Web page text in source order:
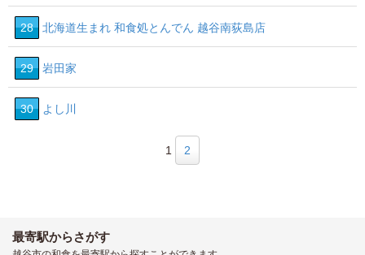
28 北海道生まれ 和食処とんでん 越谷南荻島店
29 岩田家
30 よし川
1 2
最寄駅からさがす